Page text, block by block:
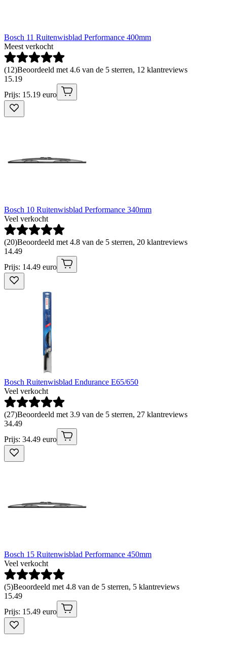
Bosch 11 Ruitenwisblad Performance 400mm
Meest verkocht
(12)Beoordeeld met 4.6 van de 5 sterren, 12 klantreviews
15.19
Prijs: 15.19 euro
Bosch 10 Ruitenwisblad Performance 340mm
Veel verkocht
(20)Beoordeeld met 4.8 van de 5 sterren, 20 klantreviews
14.49
Prijs: 14.49 euro
Bosch Ruitenwisblad Endurance E65/650
Veel verkocht
(27)Beoordeeld met 3.9 van de 5 sterren, 27 klantreviews
34.49
Prijs: 34.49 euro
Bosch 15 Ruitenwisblad Performance 450mm
Veel verkocht
(5)Beoordeeld met 4.8 van de 5 sterren, 5 klantreviews
15.49
Prijs: 15.49 euro